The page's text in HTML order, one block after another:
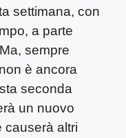
settimana, con
a parte
sempre
è ancora
seconda
un nuovo
causerà altri